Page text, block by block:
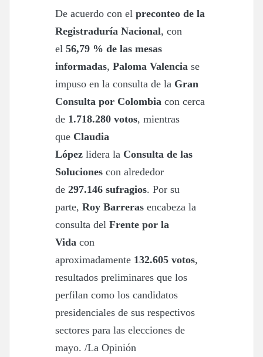
De acuerdo con el preconteo de la
Registraduría Nacional, con
el 56,79 % de las mesas
informadas, Paloma Valencia se
impuso en la consulta de la Gran
Consulta por Colombia con cerca
de 1.718.280 votos, mientras
que Claudia
López lidera la Consulta de las
Soluciones con alrededor
de 297.146 sufragios. Por su
parte, Roy Barreras encabeza la
consulta del Frente por la
Vida con
aproximadamente 132.605 votos,
resultados preliminares que los
perfilan como los candidatos
presidenciales de sus respectivos
sectores para las elecciones de
mayo. /La Opinión